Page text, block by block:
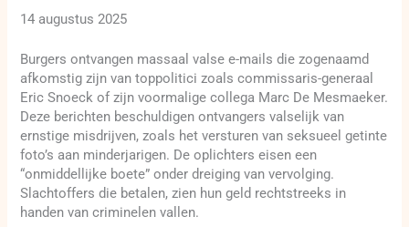
14 augustus 2025
Burgers ontvangen massaal valse e-mails die zogenaamd
afkomstig zijn van toppolitici zoals commissaris-generaal
Eric Snoeck of zijn voormalige collega Marc De Mesmaeker.
Deze berichten beschuldigen ontvangers valselijk van
ernstige misdrijven, zoals het versturen van seksueel getinte
foto’s aan minderjarigen. De oplichters eisen een
“onmiddellijke boete” onder dreiging van vervolging.
Slachtoffers die betalen, zien hun geld rechtstreeks in
handen van criminelen vallen.